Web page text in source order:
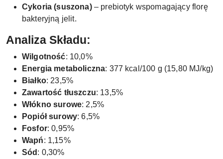
Cykoria (suszona)– prebiotyk wspomagający florę
bakteryjną jelit.
Analiza Składu:
Wilgotność: 10,0%
Energia metaboliczna: 377 kcal/100 g (15,80 MJ/kg)
Białko: 23,5%
Zawartość tłuszczu: 13,5%
Włókno surowe: 2,5%
Popiół surowy: 6,5%
Fosfor: 0,95%
Wapń: 1,15%
Sód : 0,30%